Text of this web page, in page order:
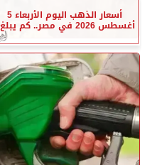
أسعار الذهب اليوم الأربعاء 5
أغسطس 2026 في مصر.. كم يبلغ...